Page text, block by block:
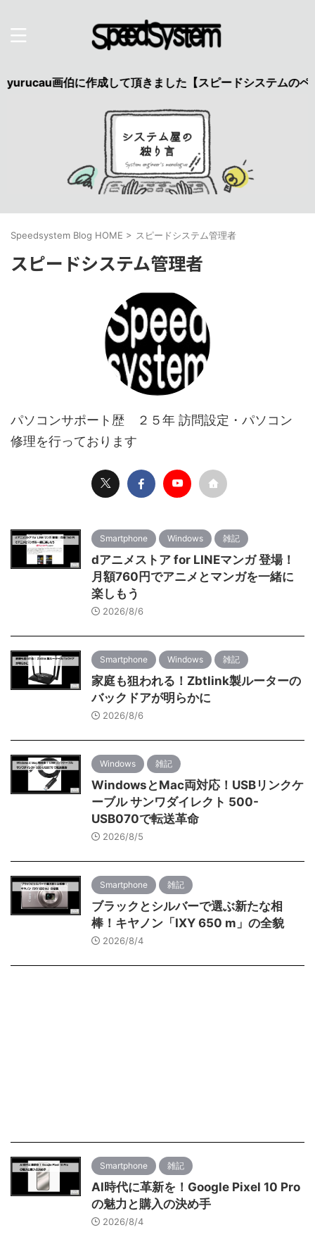
画伯に作成して頂きました【スピードシステムのページ
Speedsystem Blog HOME > スピードシステム管理者
スピードシステム管理者
パソコンサポート歴 ２５年 訪問設定・パソコン
修理を行っております
Smartphone Windows 雑記
dアニメストア for LINEマンガ 登場！
月額760円でアニメとマンガを一緒に
楽しもう
2026/8/6
Smartphone Windows 雑記
家庭も狙われる！Zbtlink製ルーターの
バックドアが明らかに
2026/8/6
Windows 雑記
WindowsとMac両対応！USBリンクケ
ーブル サンワダイレクト 500-
USB070で転送革命
2026/8/5
Smartphone 雑記
ブラックとシルバーで選ぶ新たな相
棒！キヤノン「IXY 650 m」の全貌
2026/8/4
Smartphone 雑記
AI時代に革新を！Google Pixel 10 Pro
の魅力と購入の決め手
2026/8/4